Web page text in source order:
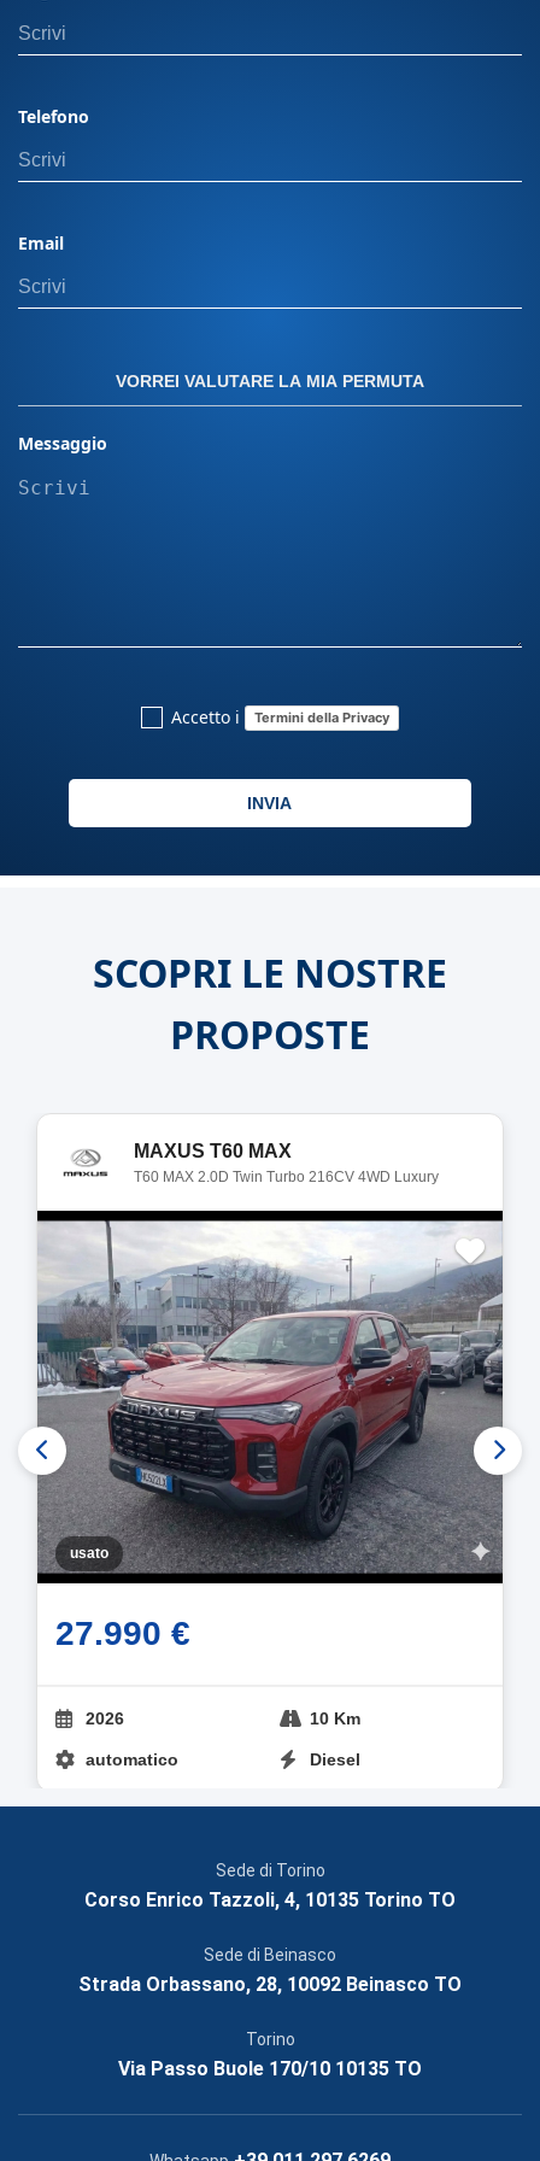
indicato esclude il passaggio di proprietà. In
proprietà può variare in base alla potenza del
veicolo e alla residenza dell’intestatario. Offerta
valida con finanziamento Panero plus. Per
Messa su strada più eventuali equipaggiamenti
aggiuntivi sull' auto non incluse devono essere
calcolate a parte. "Le immagini presenti sul sito
rappresentano quindi necessariamente il
prodotto finale o le versioni disponibili per
Telefono
Email
VORREI VALUTARE LA MIA PERMUTA
Messaggio
Accetto i Termini della Privacy
INVIA
SCOPRI LE NOSTRE
PROPOSTE
MAXUS T60 MAX
T60 MAX 2.0D Twin Turbo 216CV 4WD Luxury
usato
27.990 €
2026 10 Km
automatico Diesel
Sede di Torino
Corso Enrico Tazzoli, 4, 10135 Torino TO
Sede di Beinasco
Strada Orbassano, 28, 10092 Beinasco TO
Torino
Via Passo Buole 170/10 10135 TO